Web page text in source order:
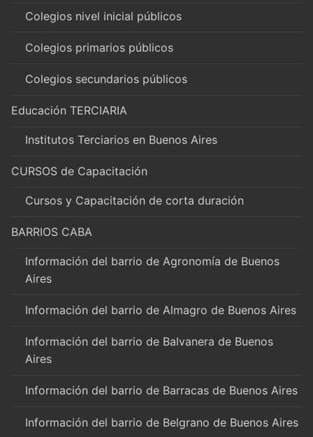
Colegios nivel inicial públicos
Colegios primarios públicos
Colegios secundarios públicos
Educación TERCIARIA
Institutos Terciarios en Buenos Aires
CURSOS de Capacitación
Cursos y Capacitación de corta duración
BARRIOS CABA
Información del barrio de Agronomía de Buenos
Aires
Información del barrio de Almagro de Buenos Aires
Información del barrio de Balvanera de Buenos
Aires
Información del barrio de Barracas de Buenos Aires
Información del barrio de Belgrano de Buenos Aires